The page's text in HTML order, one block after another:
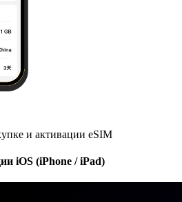
и активации eSIM
iOS (iPhone / iPad)